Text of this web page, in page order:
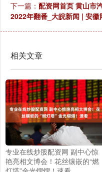
下一篇： 配资网首页 黄山市
2022年翻番_大皖新闻 | 安徽
相关文章
专业在线炒股配资网 副中心惊
艳亮相文博会！花丝镶嵌的“燃